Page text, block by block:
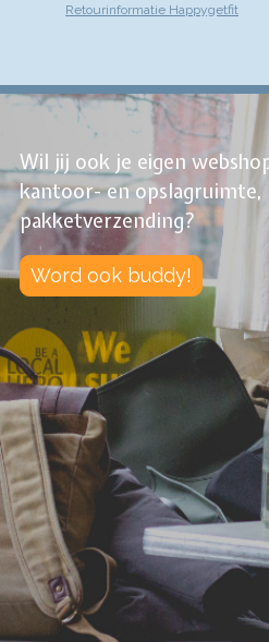
Retourinformatie Happygetfit
Wil jij ook je eigen
kantoor- en
pakketverzending?
Word ook buddy!